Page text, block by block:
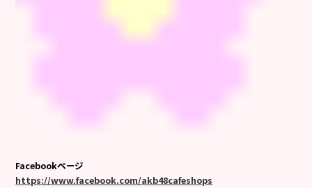
Facebookページ
https://www.facebook.com/akb48cafeshops